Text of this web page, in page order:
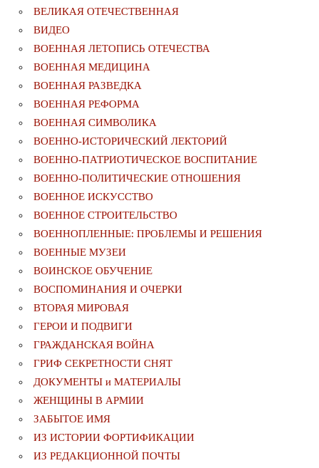
ВЕЛИКАЯ ОТЕЧЕСТВЕННАЯ
ВИДЕО
ВОЕННАЯ ЛЕТОПИСЬ ОТЕЧЕСТВА
ВОЕННАЯ МЕДИЦИНА
ВОЕННАЯ РАЗВЕДКА
ВОЕННАЯ РЕФОРМА
ВОЕННАЯ СИМВОЛИКА
ВОЕННО-ИСТОРИЧЕСКИЙ ЛЕКТОРИЙ
ВОЕННО-ПАТРИОТИЧЕСКОЕ ВОСПИТАНИЕ
ВОЕННО-ПОЛИТИЧЕСКИE ОТНОШЕНИЯ
ВОЕННОЕ ИСКУССТВО
ВОЕННОЕ СТРОИТЕЛЬСТВО
ВОЕННОПЛЕННЫЕ: ПРОБЛЕМЫ И РЕШЕНИЯ
ВОЕННЫЕ МУЗЕИ
ВОИНСКОЕ ОБУЧЕНИЕ
ВОСПОМИНАНИЯ И ОЧЕРКИ
ВТОРАЯ МИРОВАЯ
ГЕРОИ И ПОДВИГИ
ГРАЖДАНСКАЯ ВОЙНА
ГРИФ СЕКРЕТНОСТИ СНЯТ
ДОКУМЕНТЫ и МАТЕРИАЛЫ
ЖЕНЩИНЫ В АРМИИ
ЗАБЫТОЕ ИМЯ
ИЗ ИСТОРИИ ФОРТИФИКАЦИИ
ИЗ РЕДАКЦИОННОЙ ПОЧТЫ